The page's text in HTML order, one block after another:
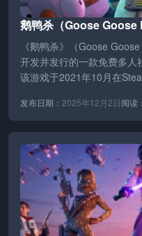
鹅鸭杀（Goose Goose
《鹅鸭杀》（Goose
开发并发行的一款免费多人
该游戏于2021年10月在
发布日期： 2025年12月2日阅读：